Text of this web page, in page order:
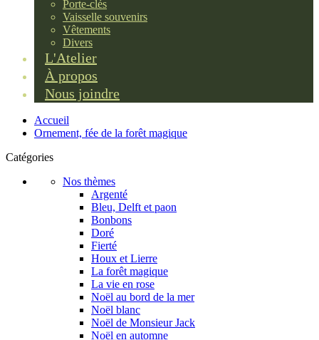
Porte-clés
Vaisselle souvenirs
Vêtements
Divers
L'Atelier
À propos
Nous joindre
Accueil
Ornement, fée de la forêt magique
Catégories
Nos thèmes
Argenté
Bleu, Delft et paon
Bonbons
Doré
Fierté
Houx et Lierre
La forêt magique
La vie en rose
Noël au bord de la mer
Noël blanc
Noël de Monsieur Jack
Noël en automne